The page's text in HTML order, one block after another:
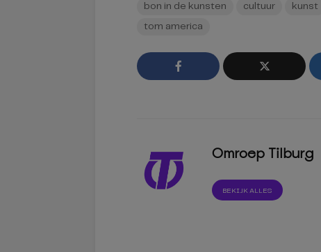
bon in de kunsten cultuur kunst
tom america
Omroep Tilburg
BEKIJK ALLES